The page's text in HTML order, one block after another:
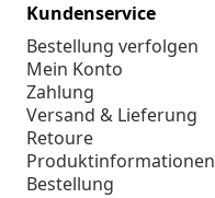
Kundenservice
Bestellung verfolgen
Mein Konto
Zahlung
Versand & Lieferung
Retoure
Produktinformationen
Bestellung